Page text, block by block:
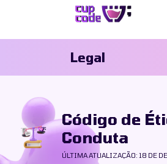
Legal
Início
Políticas
Código de
Conduta
ÚLTIMA ATUALIZAÇÃO: 18 DE